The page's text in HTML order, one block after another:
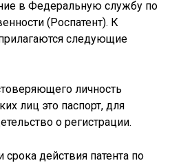
в Федеральную службу по
(Роспатент). К
следующие
личность
лиц это паспорт, для
о регистрации.
действия патента по